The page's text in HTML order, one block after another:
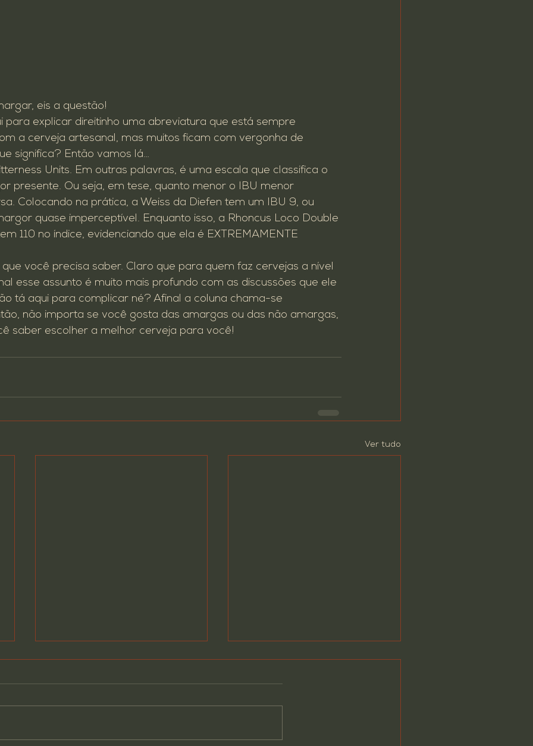
eis a questão!
para explicar direitinho uma abreviatura que está sempre
a cerveja artesanal, mas muitos ficam com vergonha de
significa? Então vamos lá…
Units. Em outras palavras, é uma escala que classifica o
presente. Ou seja, em tese, quanto menor o IBU menor
Colocando na prática, a Weiss da Diefen tem um IBU 9, ou
quase imperceptível. Enquanto isso, a Rhoncus Loco Double
110 no índice, evidenciando que ela é EXTREMAMENTE
você precisa saber. Claro que para quem faz cervejas a nível
esse assunto é muito mais profundo com as discussões que ele
tá aqui para complicar né? Afinal a coluna chama-se
não importa se você gosta das amargas ou das não amargas,
saber escolher a melhor cerveja para você!
Ver tudo